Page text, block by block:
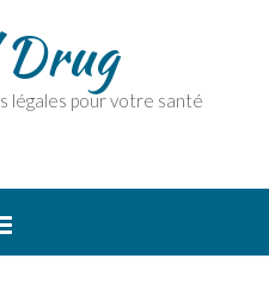
légales pour votre santé